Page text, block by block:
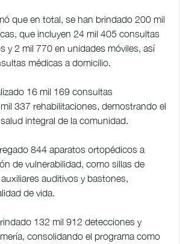
que en total, se han brindado 200 mil
que incluyen 24 mil 405 consultas
y 2 mil 770 en unidades móviles, así
médicas a domicilio.
16 mil 169 consultas
337 rehabilitaciones, demostrando el
integral de la comunidad.
844 aparatos ortopédicos a
de vulnerabilidad, como sillas de
auditivos y bastones,
de vida.
132 mil 912 detecciones y
consolidando el programa como